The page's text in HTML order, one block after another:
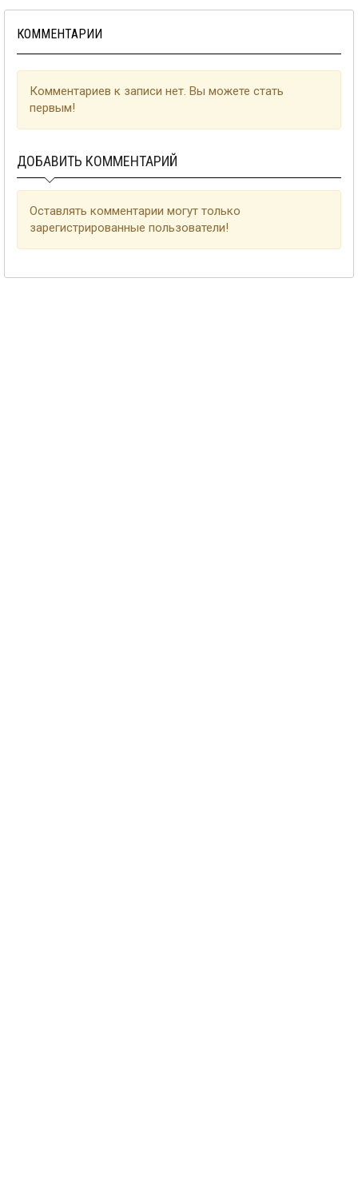
КОММЕНТАРИИ
Комментариев к записи нет. Вы можете стать
первым!
ДОБАВИТЬ КОММЕНТАРИЙ
Оставлять комментарии могут только
зарегистрированные пользователи!